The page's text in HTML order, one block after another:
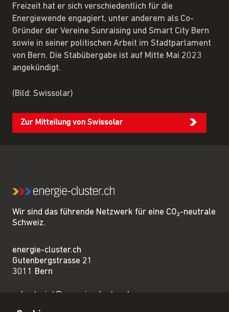
Freizeit hat er sich verschiedentlich für die
Energiewende engagiert, unter anderem als Co-
Gründer der Vereine Sunraising und Smart City Bern
sowie in seiner politischen Arbeit im Stadtparlament
von Bern. Die Stabübergabe ist auf Mitte Mai 2023
angekündigt.
(Bild: Swissolar)
Zur Mitteilung von Swissolar
Wir sind das führende Netzwerk für eine CO₂-neutrale
Schweiz.
energie-cluster.ch
Gutenbergstrasse 21
3011 Bern
sekretariat@energie-cluster.ch